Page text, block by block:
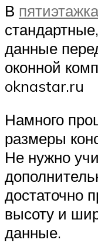
В
данные
оконной
oknastar.ru
Намного
размеры
Не нужно
достаточно
высоту и
данные.